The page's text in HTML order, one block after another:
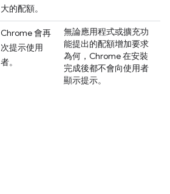
大的配額。
Chrome 會再
次提示使用
者。
無論應用程式或擴充功
能提出的配額增加要求
為何，Chrome 在安裝
完成後都不會向使用者
顯示提示。